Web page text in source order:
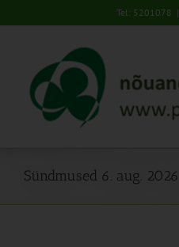
to
Tel: 5201078 |
Sündmused 6. aug. 2026